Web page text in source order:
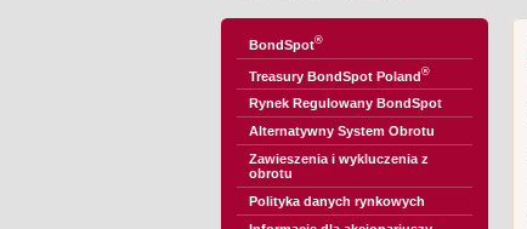
BondSpot®
Treasury BondSpot Poland®
Rynek Regulowany BondSpot
Alternatywny System Obrotu
Zawieszenia i wykluczenia z
obrotu
Polityka danych rynkowych